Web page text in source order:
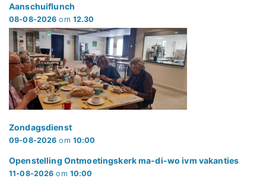
Aanschuiflunch
08-08-2026 om 12.30
Zondagsdienst
09-08-2026 om 10:00
Openstelling Ontmoetingskerk ma-di-wo ivm vakanties
11-08-2026 om 10:00